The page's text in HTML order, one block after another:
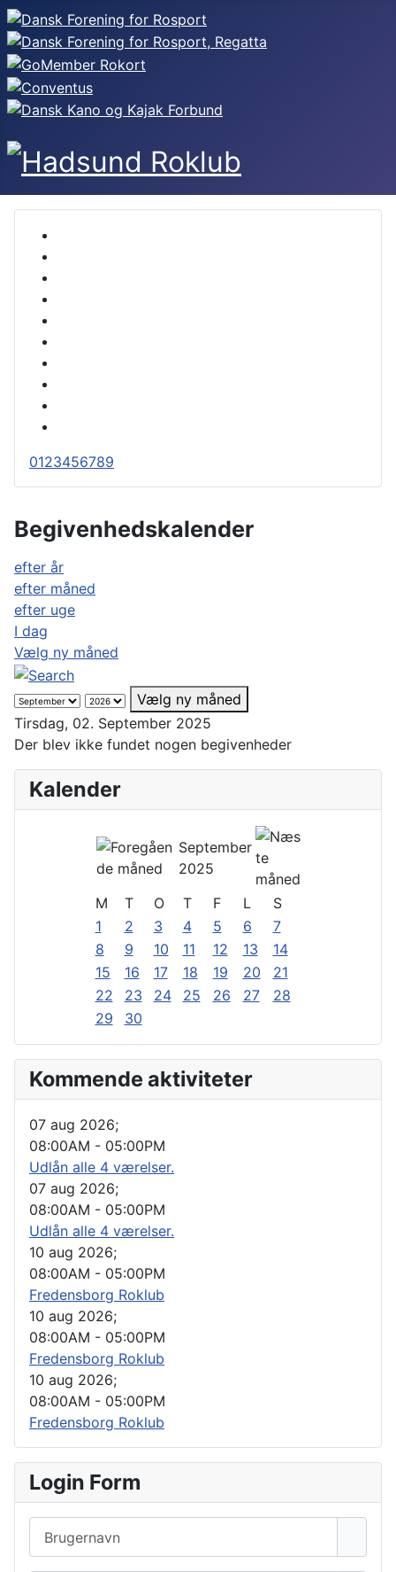
0123456789
Begivenhedskalender
efter år
efter måned
efter uge
I dag
Vælg ny måned
Vælg ny måned
Tirsdag, 02. September 2025
Der blev ikke fundet nogen begivenheder
Kalender
September
2025
M
T O T F L
S
1
2 3 4 5 6
7
8
9 10 11 12 13
14
15
16 17 18 19 20
21
22
23 24 25 26 27
28
29
30
Kommende aktiviteter
07 aug 2026;
08:00AM - 05:00PM
Udlån alle 4 værelser.
07 aug 2026;
08:00AM - 05:00PM
Udlån alle 4 værelser.
10 aug 2026;
08:00AM - 05:00PM
Fredensborg Roklub
10 aug 2026;
08:00AM - 05:00PM
Fredensborg Roklub
10 aug 2026;
08:00AM - 05:00PM
Fredensborg Roklub
Login Form